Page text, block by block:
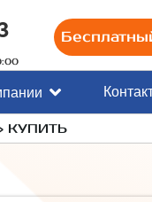
КУПИТЬ